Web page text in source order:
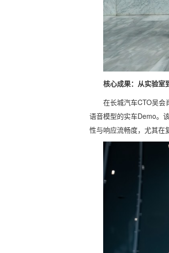
核心成果：从实验室
在长城汽车CTO吴会
语音模型的实车Demo。
性与响应流畅度，尤其在